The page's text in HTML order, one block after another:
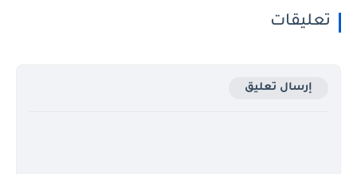
تعليقات
إرسال تعليق